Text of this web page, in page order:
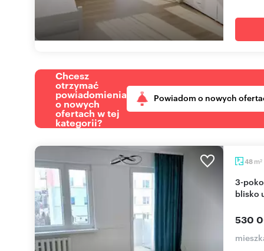
Chcesz
otrzymać
powiadomienia
o nowych
ofertach w tej
kategorii?
Powiadom o nowych
48 m2
3-pokojowe mieszkanie po remoncie, balkon,
blisko
530